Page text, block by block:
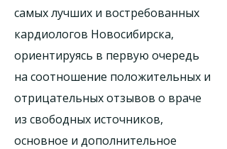
самых лучших и востребованных
кардиологов Новосибирска,
ориентируясь в первую очередь
на соотношение положительных и
отрицательных отзывов о враче
из свободных источников,
основное и дополнительное